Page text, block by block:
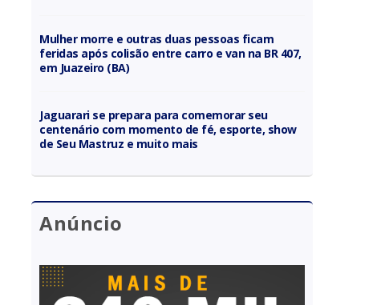
Mulher morre e outras duas pessoas ficam
feridas após colisão entre carro e van na BR 407,
em Juazeiro (BA)
Jaguarari se prepara para comemorar seu
centenário com momento de fé, esporte, show
de Seu Mastruz e muito mais
Anúncio